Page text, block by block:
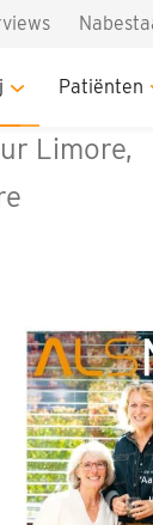
Patiënten
vind
Limore,